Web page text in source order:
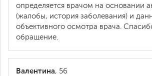
определяется врачом на основании
(жалобы, история заболевания) и
объективного осмотра врача.
обращение.
Валентина, 56